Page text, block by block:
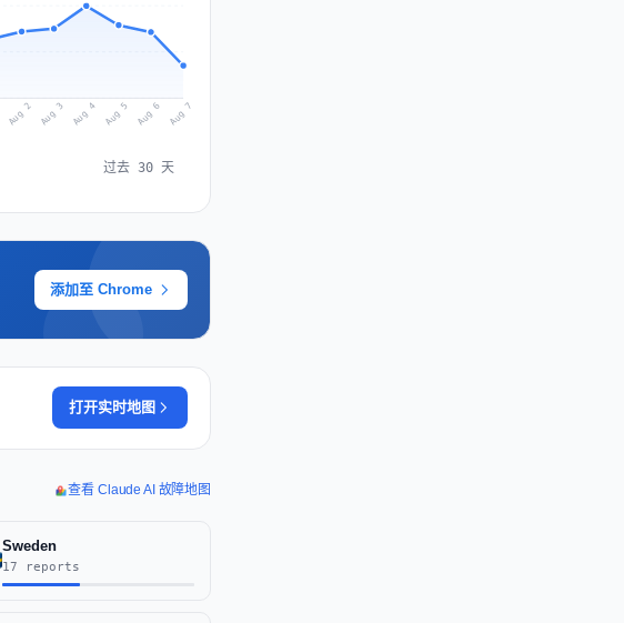
Aug 2 Aug 3 Aug 4 Aug 5 Aug 6 Aug 7
过去 30 天
添加至 Chrome
打开实时地图
查看 Claude AI 故障地图
Sweden
17 reports